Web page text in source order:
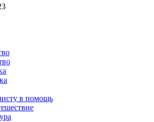
в помощь